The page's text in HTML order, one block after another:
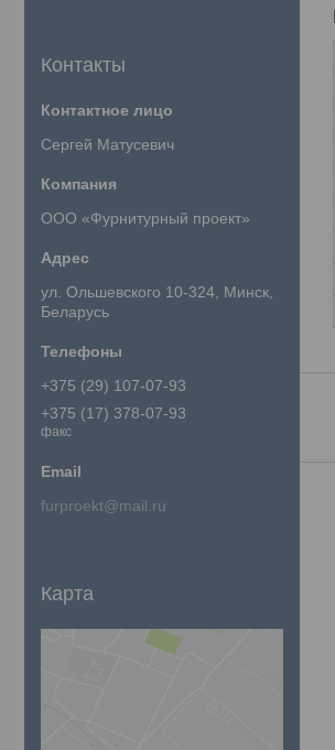
Контакты
Сергей Матусевич
ООО «Фурнитурный проект»
ул. Ольшевского 10-324, Минск,
Беларусь
+375 (29) 107-07-93
+375 (17) 378-07-93
факс
furproekt@mail.ru
Карта